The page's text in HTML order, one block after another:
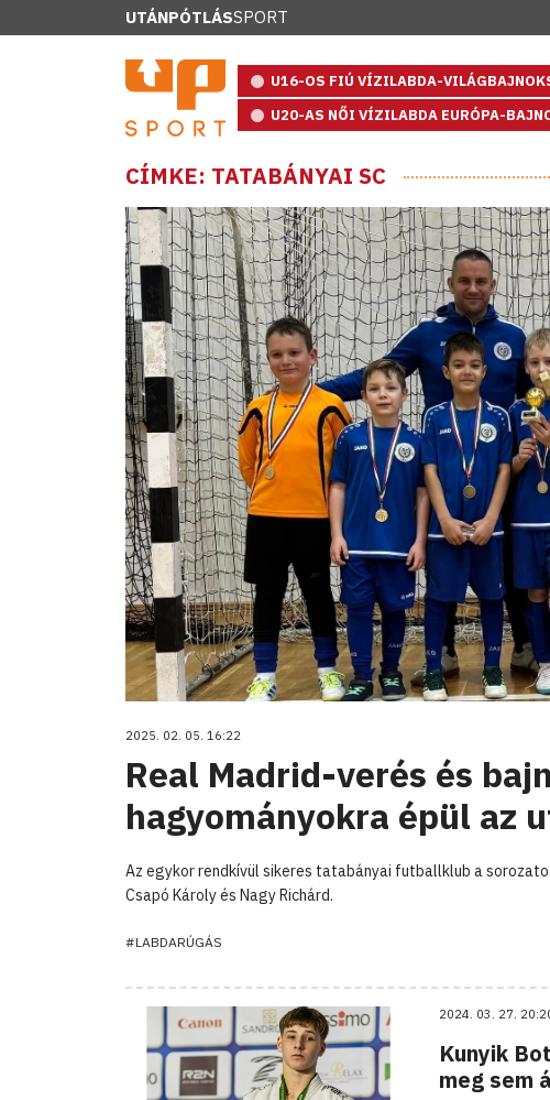
UTÁNPÓTLÁSSPORT
U16-OS FIÚ VÍZILABDA-
U20-AS NŐI VÍZILABDA EURÓPA-
CÍMKE: TATABÁNYAI SC
2025. 02. 05. 16:22
Real Madrid-verés és
hagyományokra épül az
Az egykor rendkívül sikeres tatabányai futballklub a
Csapó Károly és Nagy Richárd.
#LABDARÚGÁS
2024. 03. 27.
Kunyik
meg sem